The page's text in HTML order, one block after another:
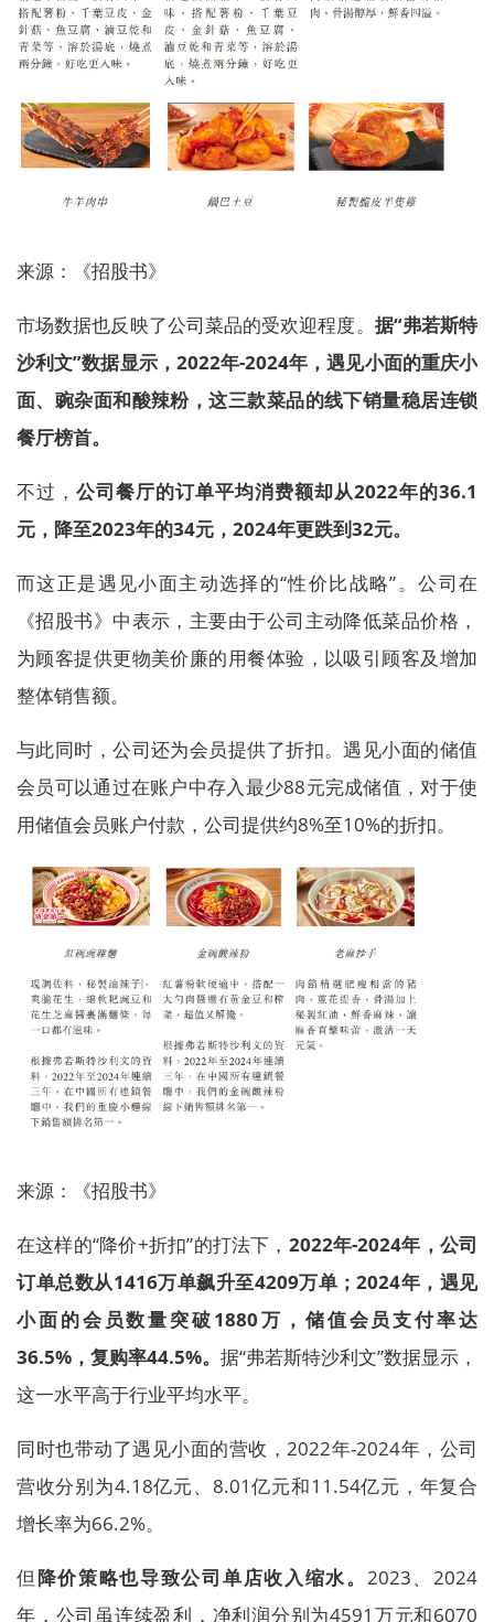
来源：《招股书》
市场数据也反映了公司菜品的受欢迎程度。 据“弗若斯特
沙利文”数据显示，2022年-2024年，遇见小面的重庆小
面、豌杂面和酸辣粉，这三款菜品的线下销量稳居连锁
餐厅榜首。
不过， 公司餐厅的订单平均消费额却从2022年的36.1
元，降至2023年的34元，2024年更跌到32元。
而这正是遇见小面主动选择的“性价比战略”。公司在
《招股书》中表示，主要由于公司主动降低菜品价格，
为顾客提供更物美价廉的用餐体验，以吸引顾客及增加
整体销售额。
与此同时，公司还为会员提供了折扣。遇见小面的储值
会员可以通过在账户中存入最少88元完成储值，对于使
用储值会员账户付款，公司提供约8%至10%的折扣。
来源：《招股书》
在这样的“降价+折扣”的打法下， 2022年-2024年，公司
订单总数从1416万单飙升至4209万单；2024年，遇见
小面的会员数量突破1880万，储值会员支付率达
36.5%，复购率44.5%。 据“弗若斯特沙利文”数据显示，
这一水平高于行业平均水平。
同时也带动了遇见小面的营收，2022年-2024年，公司
营收分别为4.18亿元、8.01亿元和11.54亿元，年复合
增长率为66.2%。
但 降价策略也导致公司单店收入缩水。 2023、2024
年，公司虽连续盈利，净利润分别为4591万元和6070